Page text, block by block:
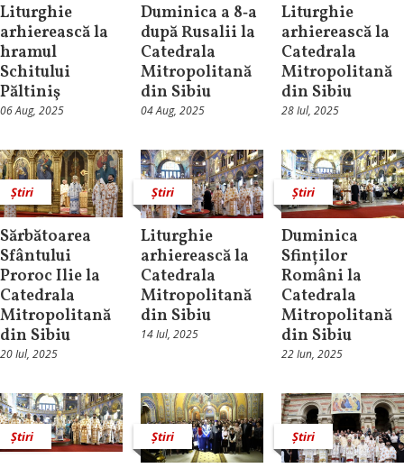
Liturghie
arhierească la
hramul
Schitului
Păltiniş
06 Aug, 2025
Duminica a 8‑a
după Rusalii la
Catedrala
Mitropolitană
din Sibiu
04 Aug, 2025
Liturghie
arhierească la
Catedrala
Mitropolitană
din Sibiu
28 Iul, 2025
Știri
Sărbătoarea
Sfântului
Proroc Ilie la
Catedrala
Mitropolitană
din Sibiu
20 Iul, 2025
Știri
Liturghie
arhierească la
Catedrala
Mitropolitană
din Sibiu
14 Iul, 2025
Știri
Duminica
Sfinților
Români la
Catedrala
Mitropolitană
din Sibiu
22 Iun, 2025
Știri Știri Știri